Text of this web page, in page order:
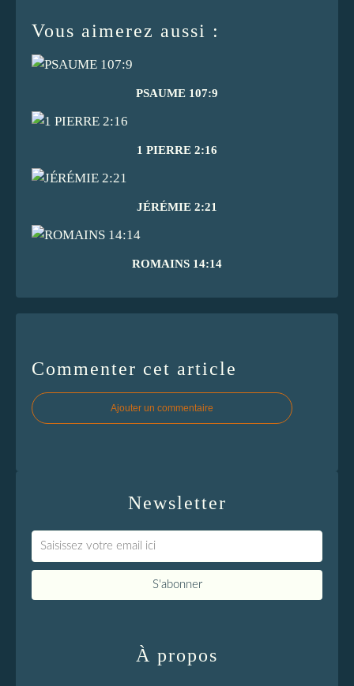
Vous aimerez aussi :
PSAUME 107:9
1 PIERRE 2:16
JÉRÉMIE 2:21
ROMAINS 14:14
Commenter cet article
Ajouter un commentaire
Newsletter
À propos